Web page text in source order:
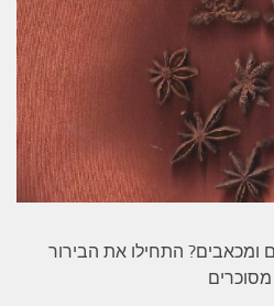
ומכאבים? התחילו את הבירור